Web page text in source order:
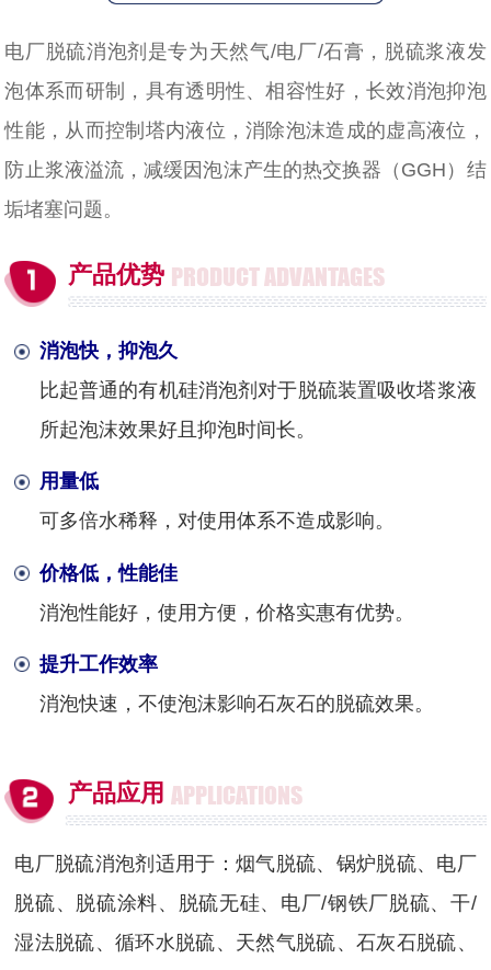
电厂脱硫消泡剂是专为天然气/电厂/石膏，脱硫浆液发
泡体系而研制，具有透明性、相容性好，长效消泡抑泡
性能，从而控制塔内液位，消除泡沫造成的虚高液位，
防止浆液溢流，减缓因泡沫产生的热交换器（GGH）结
垢堵塞问题。
产品优势 PRODUCT ADVANTAGES
消泡快，抑泡久
比起普通的有机硅消泡剂对于脱硫装置吸收塔浆液
所起泡沫效果好且抑泡时间长。
用量低
可多倍水稀释，对使用体系不造成影响。
价格低，性能佳
消泡性能好，使用方便，价格实惠有优势。
提升工作效率
消泡快速，不使泡沫影响石灰石的脱硫效果。
产品应用 APPLICATIONS
电厂脱硫消泡剂适用于：烟气脱硫、锅炉脱硫、电厂
脱硫、脱硫涂料、脱硫无硅、电厂/钢铁厂脱硫、干/
湿法脱硫、循环水脱硫、天然气脱硫、石灰石脱硫、